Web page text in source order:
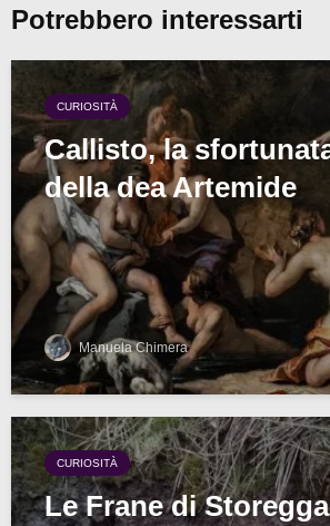
Potrebbero interessarti
CURIOSITÀ
Callisto, la
della dea Artemide
Manuela Chimera
CURIOSITÀ
Le Frane di